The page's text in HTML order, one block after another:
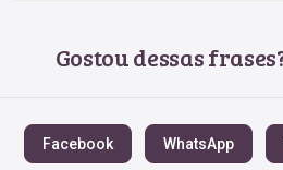
Gostou dessas
Facebook WhatsApp